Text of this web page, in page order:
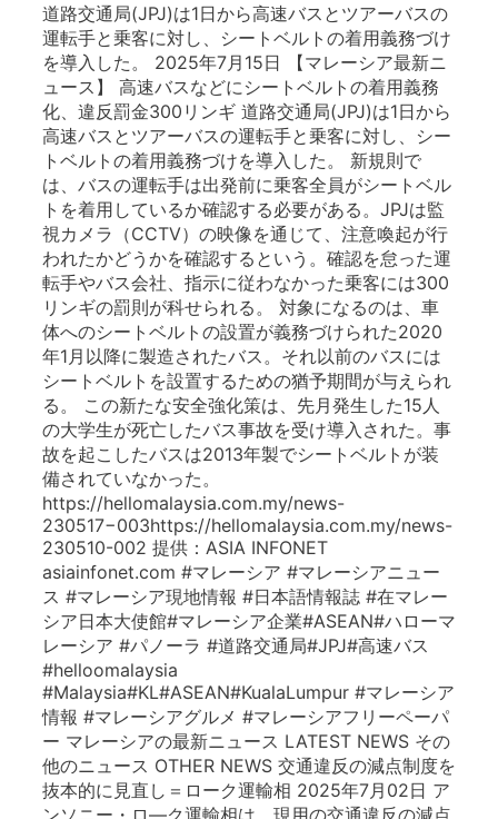
道路交通局(JPJ)は1日から高速バスとツアーバスの
運転手と乗客に対し、シートベルトの着用義務づけ
を導入した。 2025年7月15日 【マレーシア最新ニ
ュース】 高速バスなどにシートベルトの着用義務
化、違反罰金300リンギ 道路交通局(JPJ)は1日から
高速バスとツアーバスの運転手と乗客に対し、シー
トベルトの着用義務づけを導入した。 新規則で
は、バスの運転手は出発前に乗客全員がシートベル
トを着用しているか確認する必要がある。JPJは監
視カメラ（CCTV）の映像を通じて、注意喚起が行
われたかどうかを確認するという。確認を怠った運
転手やバス会社、指示に従わなかった乗客には300
リンギの罰則が科せられる。 対象になるのは、車
体へのシートベルトの設置が義務づけられた2020
年1月以降に製造されたバス。それ以前のバスには
シートベルトを設置するための猶予期間が与えられ
る。 この新たな安全強化策は、先月発生した15人
の大学生が死亡したバス事故を受け導入された。事
故を起こしたバスは2013年製でシートベルトが装
備されていなかった。
https://hellomalaysia.com.my/news-
230517−003https://hellomalaysia.com.my/news-
230510-002 提供：ASIA INFONET
asiainfonet.com #マレーシア #マレーシアニュー
ス #マレーシア現地情報 #日本語情報誌 #在マレー
シア日本大使館#マレーシア企業#ASEAN#ハローマ
レーシア #パノーラ #道路交通局#JPJ#高速バス
#helloomalaysia
#Malaysia#KL#ASEAN#KualaLumpur #マレーシア
情報 #マレーシアグルメ #マレーシアフリーペーパ
ー マレーシアの最新ニュース LATEST NEWS その
他のニュース OTHER NEWS 交通違反の減点制度を
抜本的に見直し＝ローク運輸相 2025年7月02日 ア
ンソニー・ロ―ク運輸相は、現用の交通違反の減点